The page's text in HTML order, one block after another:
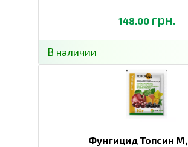
148.00 грн.
В наличии
Фунгицид Топсин М,